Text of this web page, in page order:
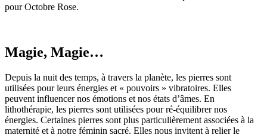
pour Octobre Rose.
Magie, Magie…
Depuis la nuit des temps, à travers la planète, les pierres sont
utilisées pour leurs énergies et « pouvoirs » vibratoires. Elles
peuvent influencer nos émotions et nos états d’âmes. En
lithothérapie, les pierres sont utilisées pour ré-équilibrer nos
énergies. Certaines pierres sont plus particulièrement associées à la
maternité et à notre féminin sacré. Elles nous invitent à relier le